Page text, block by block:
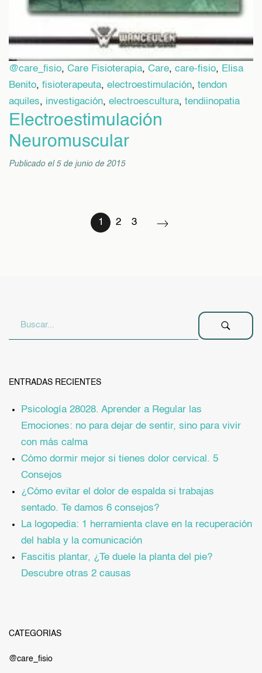
@care_fisio, Care Fisioterapia, Care, care-fisio, Elisa
Benito, fisioterapeuta, electroestimulación, tendon
aquiles, investigación, electroescultura, tendiinopatia
Electroestimulación
Neuromuscular
Publicado el 5 de junio de 2015
1 2 3
ENTRADAS RECIENTES
Psicología 28028. Aprender a Regular las
Emociones: no para dejar de sentir, sino para vivir
con más calma
Cómo dormir mejor si tienes dolor cervical. 5
Consejos
¿Cómo evitar el dolor de espalda si trabajas
sentado. Te damos 6 consejos?
La logopedia: 1 herramienta clave en la recuperación
del habla y la comunicación
Fascitis plantar, ¿Te duele la planta del pie?
Descubre otras 2 causas
CATEGORÍAS
@care_fisio